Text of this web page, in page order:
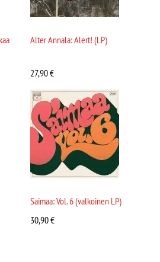
Alter Annala: Alert! (LP)
27,90€
Saimaa: Vol. 6 (valkoinen LP)
30,90€